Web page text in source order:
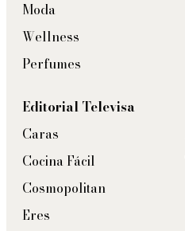
Moda
Wellness
Perfumes
Editorial Televisa
Caras
Cocina Fácil
Cosmopolitan
Eres